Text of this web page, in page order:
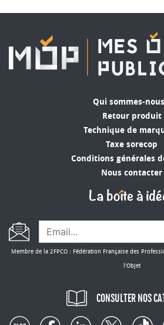
Qui sommes-
Retour produit
Technique de
Taxe sorecop
Conditions générales
Nous contacter
Membre de la 2FPCO : Fédération Française des
l'Objet
CONSULTER NOS